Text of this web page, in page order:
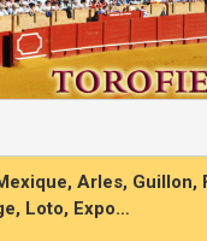
Arles, Guillon,
Loto, Expo…